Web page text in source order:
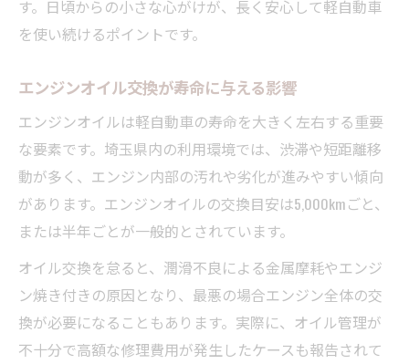
す。日頃からの小さな心がけが、長く安心して軽自動車
を使い続けるポイントです。
エンジンオイル交換が寿命に与える影響
エンジンオイルは軽自動車の寿命を大きく左右する重要
な要素です。埼玉県内の利用環境では、渋滞や短距離移
動が多く、エンジン内部の汚れや劣化が進みやすい傾向
があります。エンジンオイルの交換目安は5,000kmごと、
または半年ごとが一般的とされています。
オイル交換を怠ると、潤滑不良による金属摩耗やエンジ
ン焼き付きの原因となり、最悪の場合エンジン全体の交
換が必要になることもあります。実際に、オイル管理が
不十分で高額な修理費用が発生したケースも報告されて